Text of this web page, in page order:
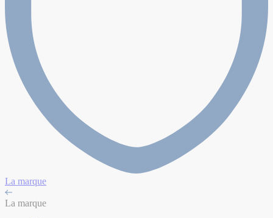
La marque
La marque